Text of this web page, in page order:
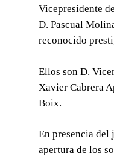
Vicepresidente
D. Pascual
reconocido
Ellos son D.
Xavier Cabrera
Boix.
En presencia del
apertura de los